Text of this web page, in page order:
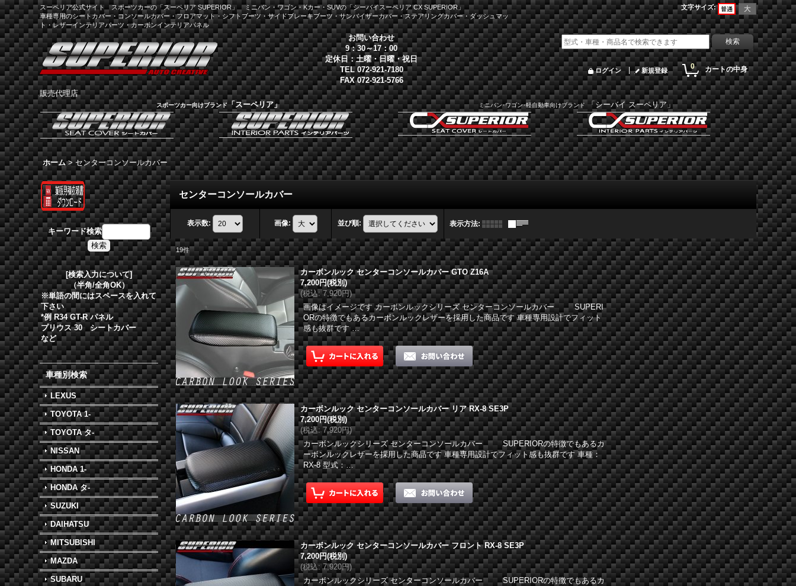
スーペリア公式サイト スポーツカーの「スーペリア SUPERIOR」 ミニバン・ワゴン・Kカー・SUVの「シーバイスーペリア CX SUPERIOR」
車種専用のシートカバー・コンソールカバー・フロアマット・シフトブーツ・サイドブレーキブーツ・サンバイザーカバー・ステアリングカバー・ダッシュマッ
ト・レザーインテリアパーツ・カーボンインテリアパネル
文字サイズ:
お問い合わせ
9：30～17：00
定休日：土曜・日曜・祝日
TEL 072-921-7180
FAX 072-921-5766
0 カートの中身
ログイン 新規登録
販売代理店
スポーツカー向けブランド「スーペリア」 ミニバン･ワゴン･軽自動車向けブランド「シーバイ スーペリア」
ホーム > センターコンソールカバー
キーワード検索
[検索入力について]
（半角/全角OK）
※単語の間にはスペースを入れて
下さい
*例 R34 GT-R パネル
プリウス 30 シートカバー
など
車種別検索
LEXUS
TOYOTA 1-
TOYOTA タ-
NISSAN
HONDA 1-
HONDA タ-
SUZUKI
DAIHATSU
MITSUBISHI
MAZDA
SUBARU
センターコンソールカバー
表示数: 画像: 並び順: 表示方法:
19件
カーボンルック センターコンソールカバー GTO Z16A
7,200円(税別)
(税込: 7,920円)
画像はイメージです カーボンルックシリーズ センターコンソールカバー SUPERI
ORの特徴でもあるカーボンルックレザーを採用した商品です 車種専用設計でフィット
感も抜群です …
カーボンルック センターコンソールカバー リア RX-8 SE3P
7,200円(税別)
(税込: 7,920円)
カーボンルックシリーズ センターコンソールカバー SUPERIORの特徴でもあるカ
ーボンルックレザーを採用した商品です 車種専用設計でフィット感も抜群です 車種：
RX-8 型式：…
カーボンルック センターコンソールカバー フロント RX-8 SE3P
7,200円(税別)
(税込: 7,920円)
カーボンルックシリーズ センターコンソールカバー SUPERIORの特徴でもあるカ